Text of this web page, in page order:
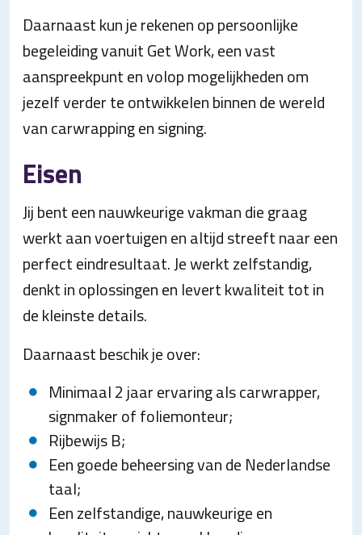
Daarnaast kun je rekenen op persoonlijke
begeleiding vanuit Get Work, een vast
aanspreekpunt en volop mogelijkheden om
jezelf verder te ontwikkelen binnen de wereld
van carwrapping en signing.
Eisen
Jij bent een nauwkeurige vakman die graag
werkt aan voertuigen en altijd streeft naar een
perfect eindresultaat. Je werkt zelfstandig,
denkt in oplossingen en levert kwaliteit tot in
de kleinste details.
Daarnaast beschik je over:
Minimaal 2 jaar ervaring als carwrapper,
signmaker of foliemonteur;
Rijbewijs B;
Een goede beheersing van de Nederlandse
taal;
Een zelfstandige, nauwkeurige en